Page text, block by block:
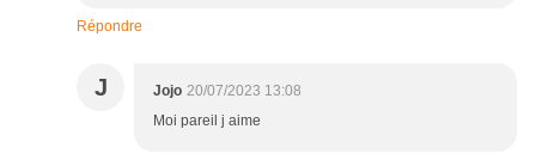
Répondre
J Jojo 20/07/2023 13:08
Moi pareil j aime